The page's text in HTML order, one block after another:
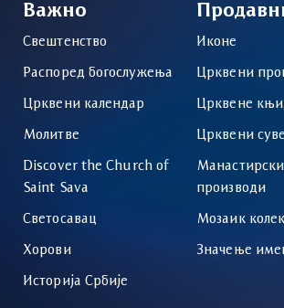
Важно
Свештенство
Распоред богослужења
Црквени календар
Молитве
Discover the Church of
Saint Sava
Светосавац
Хорови
Историја Србије
Иконе
Црквени
Црквене
Црквени
Манастирски
производи
Мозаик
Значење